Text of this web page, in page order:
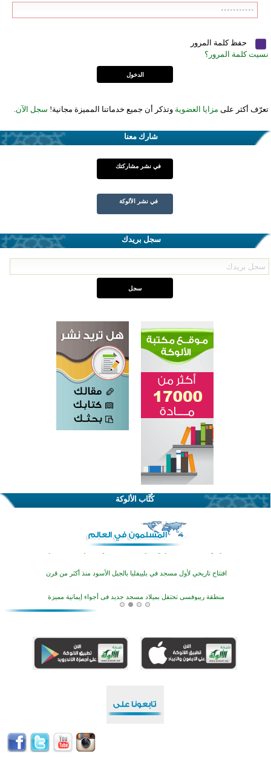
حفظ كلمة المرور
نسيت كلمة المرور؟
تعرّف أكثر على مزايا العضوية وتذكر أن جميع خدماتنا المميزة مجانية! سجل الآن.
شارك معنا
في نشر مشاركتك
في نشر الألوكة
سجل بريدك
كُتَّاب الألوكة
اختتام الدورة التاسعة لمسابقة حفظ وتلاوة القرآن الكريم في أزناكاييف
تيسليتش تختتم برنامجا تعليميا لتعزيز القيم وبناء الشخصية للشباب المسلمين
اختتام منافسات قرآنية متميزة في بنغلاديش بمشاركة 3000 متسابق
أكبر مشروع إسلامي في ريف أستراليا يفتتح أبوابه بعد سنوات من العمل والعطاء
اختتام الدورة التاسعة لمسابقة حفظ وتلاوة القرآن الكريم في أزناكاييف